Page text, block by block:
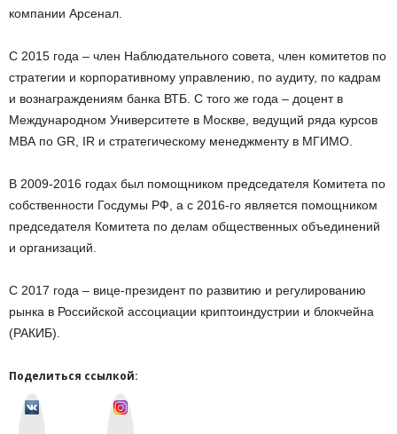
компании Арсенал.
С 2015 года – член Наблюдательного совета, член комитетов по
стратегии и корпоративному управлению, по аудиту, по кадрам
и вознаграждениям банка ВТБ. С того же года – доцент в
Международном Университете в Москве, ведущий ряда курсов
МВА по GR, IR и стратегическому менеджменту в МГИМО.
В 2009-2016 годах был помощником председателя Комитета по
собственности Госдумы РФ, а с 2016-го является помощником
председателя Комитета по делам общественных объединений
и организаций.
С 2017 года – вице-президент по развитию и регулированию
рынка в Российской ассоциации криптоиндустрии и блокчейна
(РАКИБ).
Поделиться ссылкой: